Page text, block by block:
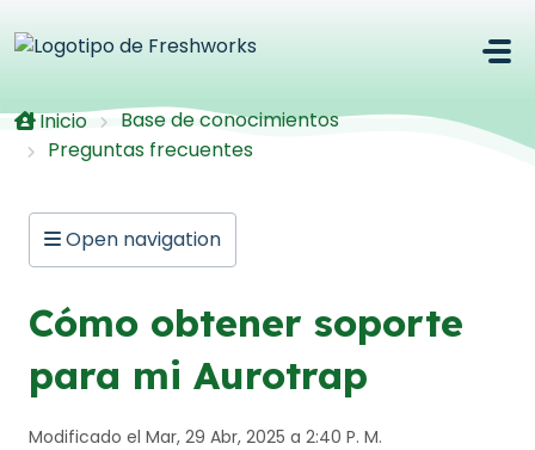
Inicio
Base de conocimientos
Preguntas frecuentes
Open navigation
Cómo obtener soporte
para mi Aurotrap
Modificado el Mar, 29 Abr, 2025 a 2:40 P. M.